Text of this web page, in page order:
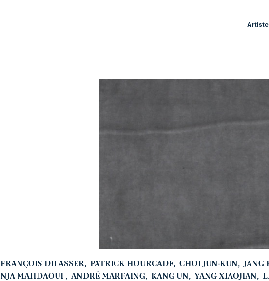
FRANÇOIS DILASSER, PATRICK HOURCADE, CHOI JUN-KUN , JANG
NJA MAHDAOUI , ANDRÉ MARFAING, KANG UN , YANG XIAOJIAN ,